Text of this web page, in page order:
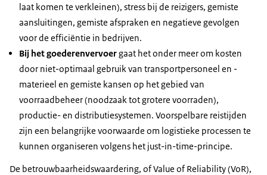
laat komen te verkleinen), stress bij de reizigers, gemiste
aansluitingen, gemiste afspraken en negatieve gevolgen
voor de efficiëntie in bedrijven.
Bij het goederenvervoergaat het onder meer om kosten
door niet-optimaal gebruik van transportpersoneel en -
materieel en gemiste kansen op het gebied van
voorraadbeheer (noodzaak tot grotere voorraden),
productie- en distributiesystemen. Voorspelbare reistijden
zijn een belangrijke voorwaarde om logistieke processen te
kunnen organiseren volgens het just-in-time-principe.
De betrouwbaarheidswaardering, of Value of Reliability (VoR),